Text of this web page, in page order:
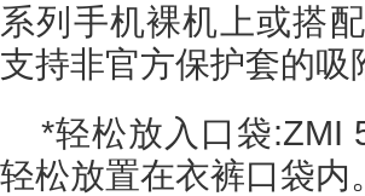
系列手机裸机上或搭
支持非官方保护套的吸
*轻松放入口袋:ZMI
轻松放置在衣裤口袋